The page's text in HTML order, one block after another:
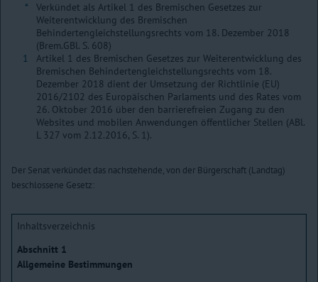
*
Verkündet als Artikel 1 des Bremischen Gesetzes zur
Weiterentwicklung des Bremischen
Behindertengleichstellungsrechts vom 18. Dezember 2018
(Brem.GBl. S. 608)
1
Artikel 1 des Bremischen Gesetzes zur Weiterentwicklung des
Bremischen Behindertengleichstellungsrechts vom 18.
Dezember 2018 dient der Umsetzung der Richtlinie (EU)
2016/2102 des Europäischen Parlaments und des Rates vom
26. Oktober 2016 über den barrierefreien Zugang zu den
Websites und mobilen Anwendungen öffentlicher Stellen (ABl.
L 327 vom 2.12.2016, S. 1).
Der Senat verkündet das nachstehende, von der Bürgerschaft (Landtag)
beschlossene Gesetz:
Inhaltsverzeichnis
Abschnitt 1
Allgemeine Bestimmungen